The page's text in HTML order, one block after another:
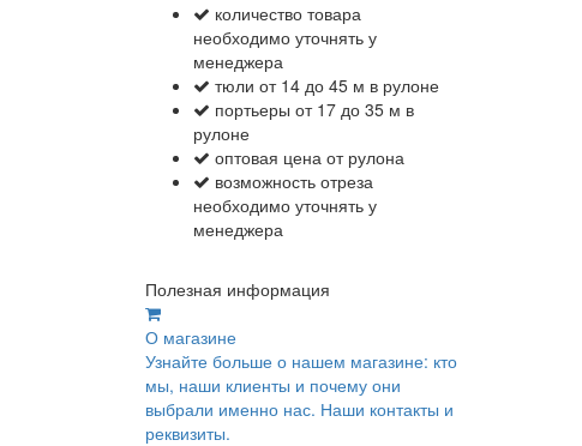
количество товара
необходимо уточнять у
менеджера
тюли от 14 до 45 м в рулоне
портьеры от 17 до 35 м в
рулоне
оптовая цена от рулона
возможность отреза
необходимо уточнять у
менеджера
Полезная информация
О магазине
Узнайте больше о нашем магазине: кто
мы, наши клиенты и почему они
выбрали именно нас. Наши контакты и
реквизиты.